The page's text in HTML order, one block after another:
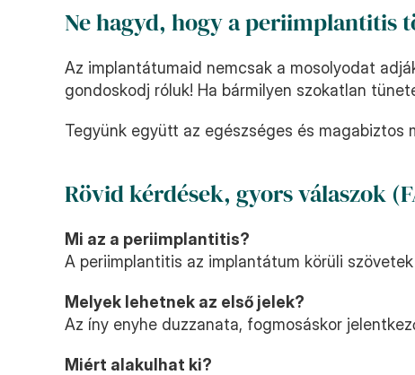
Ne hagyd, hogy a periimplantitis
Az implantátumaid nemcsak a mosolyodat
gondoskodj róluk! Ha bármilyen szokatlan
Tegyünk együtt az egészséges és magabiztos
Rövid kérdések, gyors válaszok
Mi az a periimplantitis?
A periimplantitis az implantátum körüli
Melyek lehetnek az első jelek?
Az íny enyhe duzzanata, fogmosáskor
Miért alakulhat ki?